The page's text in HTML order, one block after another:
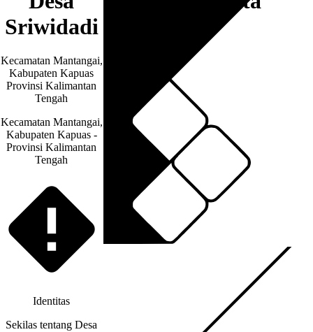
Sriwidadi
Kecamatan Mantangai,
Kabupaten Kapuas
Provinsi Kalimantan
Tengah
Kecamatan Mantangai,
Kabupaten Kapuas -
Provinsi Kalimantan
Tengah
Identitas
Sekilas tentang Desa